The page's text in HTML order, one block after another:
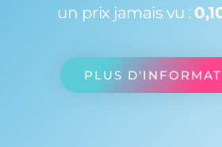
un prix jamais vu :
PLUS